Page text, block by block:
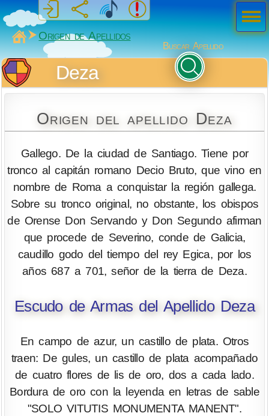
MiSabueso
Origen de Apellidos
Buscar Apellido
Deza
Origen del apellido Deza
Gallego. De la ciudad de Santiago. Tiene por
tronco al capitán romano Decio Bruto, que vino en
nombre de Roma a conquistar la región gallega.
Sobre su tronco original, no obstante, los obispos
de Orense Don Servando y Don Segundo afirman
que procede de Severino, conde de Galicia,
caudillo godo del tiempo del rey Egica, por los
años 687 a 701, señor de la tierra de Deza.
Escudo de Armas del Apellido Deza
En campo de azur, un castillo de plata. Otros
traen: De gules, un castillo de plata acompañado
de cuatro flores de lis de oro, dos a cada lado.
Bordura de oro con la leyenda en letras de sable
"SOLO VITUTIS MONUMENTA MANENT".
Men
ú